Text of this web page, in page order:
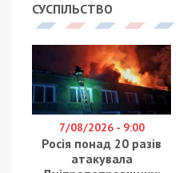
СУСПІЛЬСТВО
7/08/2026 - 9:00
Росія понад 20 разів
атакувала